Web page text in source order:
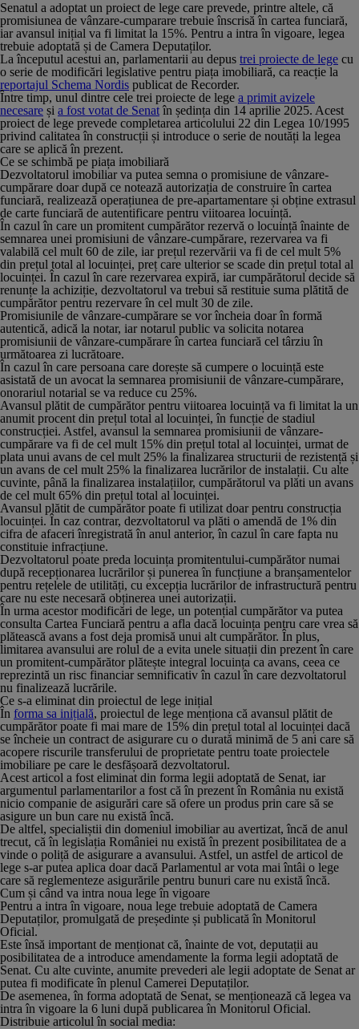
Senatul a adoptat un proiect de lege care prevede, printre altele, că
promisiunea de vânzare-cumparare trebuie înscrisă în cartea funciară,
iar avansul inițial va fi limitat la 15%. Pentru a intra în vigoare, legea
trebuie adoptată și de Camera Deputaților.
La începutul acestui an, parlamentarii au depus trei proiecte de lege cu
o serie de modificări legislative pentru piața imobiliară, ca reacție la
reportajul Schema Nordis publicat de Recorder.
Între timp, unul dintre cele trei proiecte de lege a primit avizele
necesare și a fost votat de Senat în ședința din 14 aprilie 2025. Acest
proiect de lege prevede completarea articolului 22 din Legea 10/1995
privind calitatea în construcții și introduce o serie de noutăți la legea
care se aplică în prezent.
Ce se schimbă pe piața imobiliară
Dezvoltatorul imobiliar va putea semna o promisiune de vânzare-
cumpărare doar după ce notează autorizația de construire în cartea
funciară, realizează operațiunea de pre-apartamentare și obține extrasul
de carte funciară de autentificare pentru viitoarea locuință.
În cazul în care un promitent cumpărător rezervă o locuință înainte de
semnarea unei promisiuni de vânzare-cumpărare, rezervarea va fi
valabilă cel mult 60 de zile, iar prețul rezervării va fi de cel mult 5%
din prețul total al locuinței, preț care ulterior se scade din prețul total al
locuinței. În cazul în care rezervarea expiră, iar cumpărătorul decide să
renunțe la achiziție, dezvoltatorul va trebui să restituie suma plătită de
cumpărător pentru rezervare în cel mult 30 de zile.
Promisiunile de vânzare-cumpărare se vor încheia doar în formă
autentică, adică la notar, iar notarul public va solicita notarea
promisiunii de vânzare-cumpărare în cartea funciară cel târziu în
următoarea zi lucrătoare.
În cazul în care persoana care dorește să cumpere o locuință este
asistată de un avocat la semnarea promisiunii de vânzare-cumpărare,
onorariul notarial se va reduce cu 25%.
Avansul plătit de cumpărător pentru viitoarea locuință va fi limitat la un
anumit procent din prețul total al locuinței, în funcție de stadiul
construcției. Astfel, avansul la semnarea promisiunii de vânzare-
cumpărare va fi de cel mult 15% din prețul total al locuinței, urmat de
plata unui avans de cel mult 25% la finalizarea structurii de rezistență și
un avans de cel mult 25% la finalizarea lucrărilor de instalații. Cu alte
cuvinte, până la finalizarea instalațiilor, cumpărătorul va plăti un avans
de cel mult 65% din prețul total al locuinței.
Avansul plătit de cumpărător poate fi utilizat doar pentru construcția
locuinței. În caz contrar, dezvoltatorul va plăti o amendă de 1% din
cifra de afaceri înregistrată în anul anterior, în cazul în care fapta nu
constituie infracțiune.
Dezvoltatorul poate preda locuința promitentului-cumpărător numai
după recepționarea lucrărilor și punerea în funcțiune a branșamentelor
pentru rețelele de utilități, cu excepția lucrărilor de infrastructură pentru
care nu este necesară obținerea unei autorizații.
În urma acestor modificări de lege, un potențial cumpărător va putea
consulta Cartea Funciară pentru a afla dacă locuința pentru care vrea să
plătească avans a fost deja promisă unui alt cumpărător. În plus,
limitarea avansului are rolul de a evita unele situații din prezent în care
un promitent-cumpărător plătește integral locuința ca avans, ceea ce
reprezintă un risc financiar semnificativ în cazul în care dezvoltatorul
nu finalizează lucrările.
Ce s-a eliminat din proiectul de lege inițial
În forma sa inițială, proiectul de lege menționa că avansul plătit de
cumpărător poate fi mai mare de 15% din prețul total al locuinței dacă
se încheie un contract de asigurare cu o durată minimă de 5 ani care să
acopere riscurile transferului de proprietate pentru toate proiectele
imobiliare pe care le desfășoară dezvoltatorul.
Acest articol a fost eliminat din forma legii adoptată de Senat, iar
argumentul parlamentarilor a fost că în prezent în România nu există
nicio companie de asigurări care să ofere un produs prin care să se
asigure un bun care nu există încă.
De altfel, specialiștii din domeniul imobiliar au avertizat, încă de anul
trecut, că în legislația României nu există în prezent posibilitatea de a
vinde o poliță de asigurare a avansului. Astfel, un astfel de articol de
lege s-ar putea aplica doar dacă Parlamentul ar vota mai întâi o lege
care să reglementeze asigurările pentru bunuri care nu există încă.
Cum și când va intra noua lege în vigoare
Pentru a intra în vigoare, noua lege trebuie adoptată de Camera
Deputaților, promulgată de președinte și publicată în Monitorul
Oficial.
Este însă important de menționat că, înainte de vot, deputații au
posibilitatea de a introduce amendamente la forma legii adoptată de
Senat. Cu alte cuvinte, anumite prevederi ale legii adoptate de Senat ar
putea fi modificate în plenul Camerei Deputaților.
De asemenea, în forma adoptată de Senat, se menționează că legea va
intra în vigoare la 6 luni după publicarea în Monitorul Oficial.
Distribuie articolul în social media: